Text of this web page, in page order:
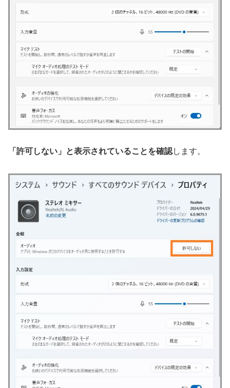
「許可しない」と表示されていることを確認します。